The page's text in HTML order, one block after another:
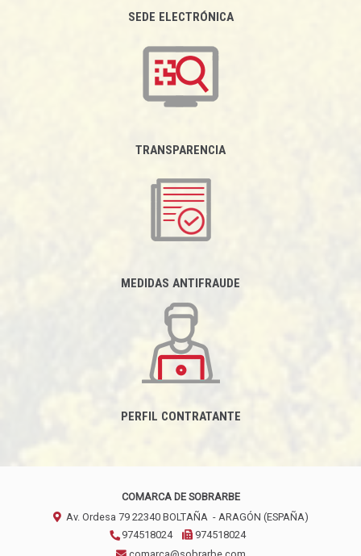
SEDE ELECTRÓNICA
TRANSPARENCIA
MEDIDAS ANTIFRAUDE
PERFIL CONTRATANTE
COMARCA DE SOBRARBE
Av. Ordesa 79 22340 BOLTAÑA - ARAGÓN (ESPAÑA)
974518024
974518024